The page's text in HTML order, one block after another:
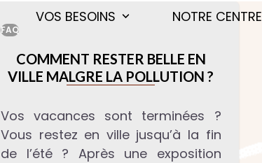
VOS BESOINS NOTRE CENTRE
FAQ
COMMENT RESTER BELLE EN
VILLE MALGRE LA POLLUTION ?
Vos vacances sont terminées ?
Vous restez en ville jusqu’à la fin
de l’été ? Après une exposition